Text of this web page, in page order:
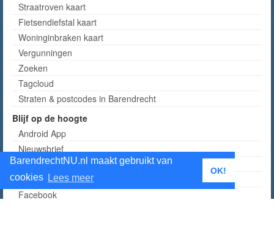
BarendrechtNU.nl maakt gebruikt van
cookies Lees meer
OK!
Straatroven kaart
Fietsendiefstal kaart
Woninginbraken kaart
Vergunningen
Zoeken
Tagcloud
Straten & postcodes in Barendrecht
Blijf op de hoogte
Android App
Nieuwsbrief
RSS
Twitter
Facebook